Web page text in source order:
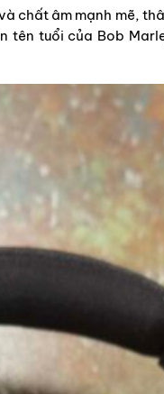
chất âm mạnh mẽ,
tên tuổi của Bob